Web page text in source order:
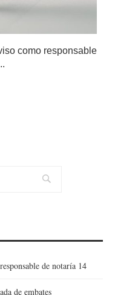
como responsable
de notaría 14
de embates